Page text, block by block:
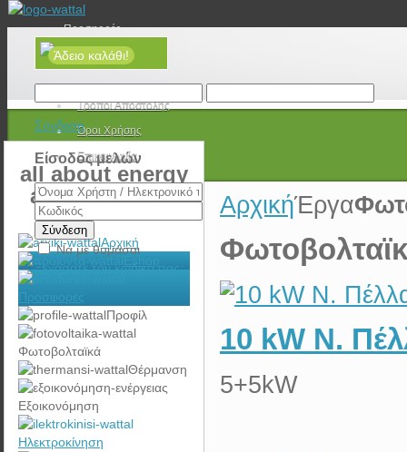
Προσφορές
Νέα
Τρόποι Αποστολής
Όροι Χρήσης
Επικοινωνία
Άδειο καλάθι!
Σύνδεση
Είσοδος μελών
Σύνδεση
Να με θυμάσαι
Ξεχάσατε τον κωδικό σας;
ΑρχικήΈργα
10 kW Ν.
5+5kW
all about energy
and e-mobility
Αρχική
Προσφορές
Προφίλ
Φωτοβολταϊκά
Θέρμανση
Εξοικονόμηση
Ηλεκτροκίνηση